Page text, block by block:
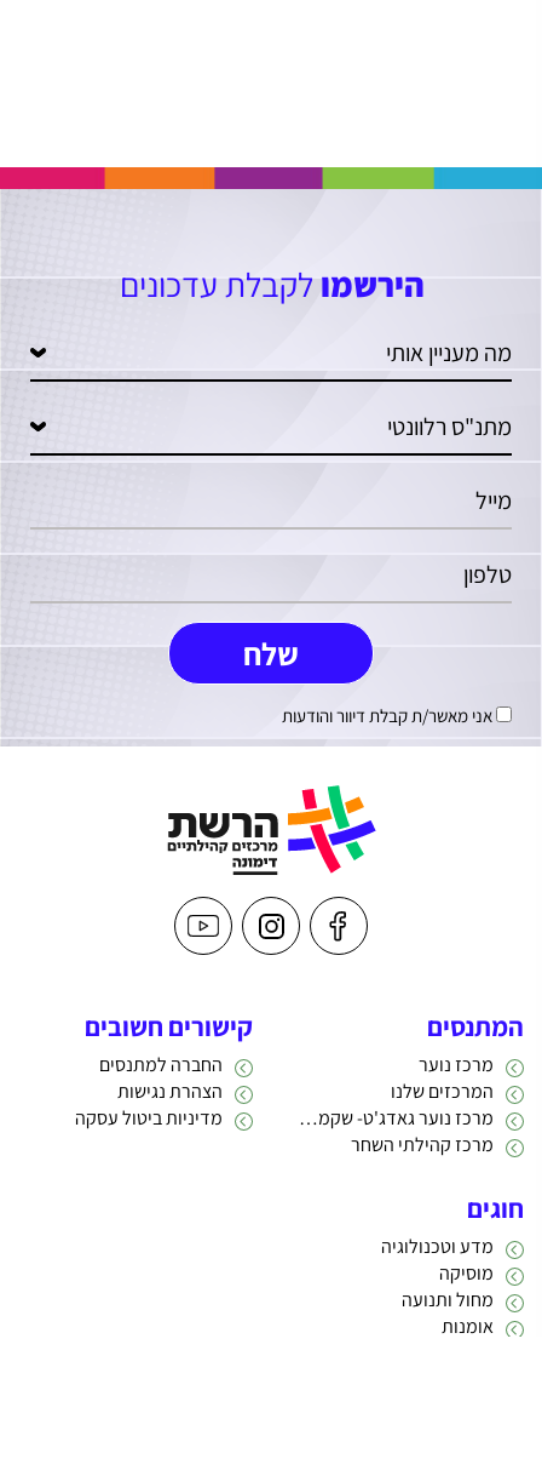
הירשמולקבלת עדכונים
אני מאשר/ת קבלת דיוור והודעות
המתנסים
מרכז נוער
המרכזים שלנו
מרכז נוער גאדג'ט- שקמה 22
מרכז קהילתי השחר
קישורים חשובים
החברה למתנסים
הצהרת נגישות
מדיניות ביטול עסקה
חוגים
מדע וטכנולוגיה
מוסיקה
מחול ותנועה
אומנות